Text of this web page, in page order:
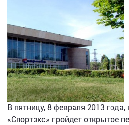
В пятницу, 8 февраля 2013 года,
«Спортэкс» пройдет открытое